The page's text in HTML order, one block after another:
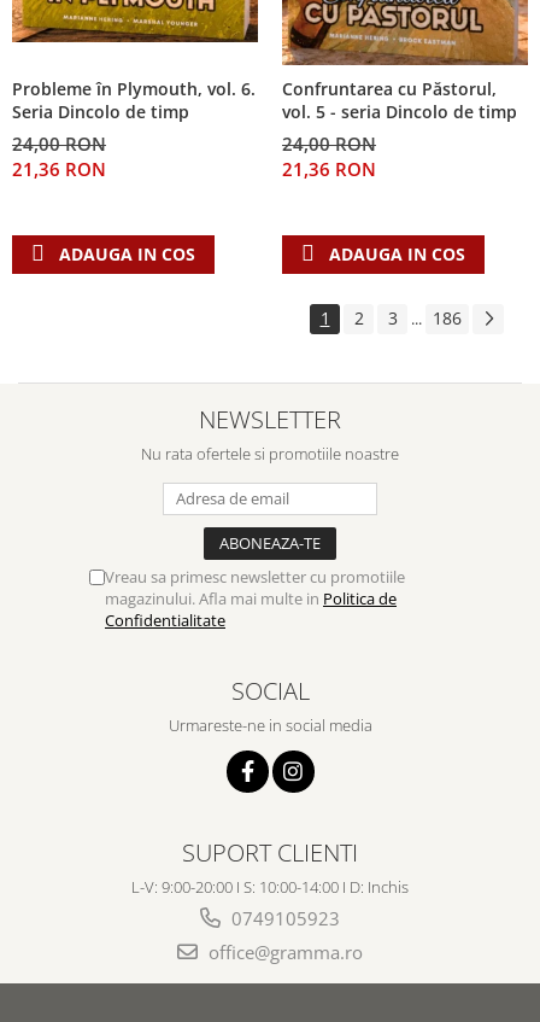
Probleme în Plymouth, vol. 6.
Seria Dincolo de timp
24,00 RON
21,36 RON
ADAUGA IN COS
Confruntarea cu Păstorul,
vol. 5 - seria Dincolo de timp
24,00 RON
21,36 RON
ADAUGA IN COS
1 2 3 ... 186
NEWSLETTER
Nu rata ofertele si promotiile noastre
Vreau sa primesc newsletter cu promotiile
magazinului. Afla mai multe in Politica de
Confidentialitate
SOCIAL
Urmareste-ne in social media
SUPORT CLIENTI
L-V: 9:00-20:00 I S: 10:00-14:00 I D: Inchis
0749105923
office@gramma.ro